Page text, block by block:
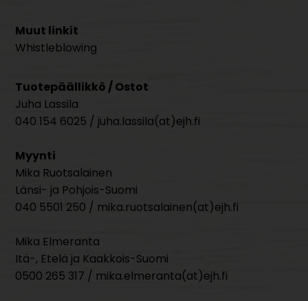
Muut linkit
Whistleblowing
Tuotepäällikkö / Ostot
Juha Lassila
040 154 6025 / juha.lassila(at)ejh.fi
Myynti
Mika Ruotsalainen
Länsi- ja Pohjois-Suomi
040 5501 250 / mika.ruotsalainen(at)ejh.fi
Mika Elmeranta
Itä-, Etelä ja Kaakkois-Suomi
0500 265 317 / mika.elmeranta(at)ejh.fi